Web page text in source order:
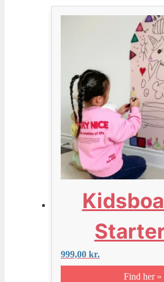
999,00 kr.
Find her »